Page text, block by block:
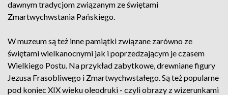
dawnym tradycjom związanym ze świętami
Zmartwychwstania Pańskiego.
W muzeum są też inne pamiątki związane zarówno ze
świętami wielkanocnymi jak i poprzedzającym je czasem
Wielkiego Postu. Na przykład zabytkowe, drewniane figury
Jezusa Frasobliwego i Zmartwychwstałego. Są też popularne
pod koniec XIX wieku oleodruki - czyli obrazy z wizerunkami